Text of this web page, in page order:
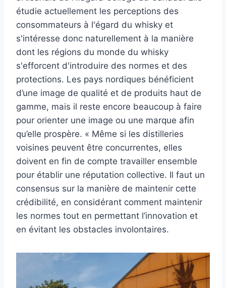
étudie actuellement les perceptions des
consommateurs à l'égard du whisky et
s'intéresse donc naturellement à la manière
dont les régions du monde du whisky
s'efforcent d'introduire des normes et des
protections. Les pays nordiques bénéficient
d’une image de qualité et de produits haut de
gamme, mais il reste encore beaucoup à faire
pour orienter une image ou une marque afin
qu’elle prospère. « Même si les distilleries
voisines peuvent être concurrentes, elles
doivent en fin de compte travailler ensemble
pour établir une réputation collective. Il faut un
consensus sur la manière de maintenir cette
crédibilité, en considérant comment maintenir
les normes tout en permettant l’innovation et
en évitant les obstacles involontaires.